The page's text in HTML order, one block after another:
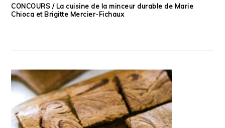
CONCOURS / La cuisine de la minceur durable de Marie
Chioca et Brigitte Mercier-Fichaux